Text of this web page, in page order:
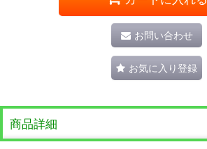
お問い合わせ
お気に入り登録
商品詳細